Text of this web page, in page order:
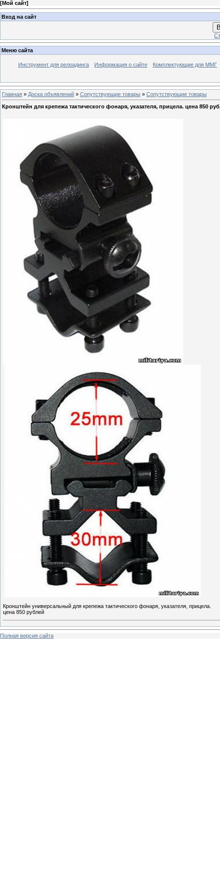
[Мой сайт]
Вход на сайт
Меню сайта
Инструмент для релоадинга Информация о сайте Комплектующие для ММГ
Главная » Доска объявлений » Сопутствующие товары » Сопутствующие товары
Кронштейн для крепежа тактического фонаря, указателя, прицела. цена 850
Кронштейн универсальный для крепежа тактического фонаря, указателя, прицела.
цена 850 рублей
Полная версия сайта